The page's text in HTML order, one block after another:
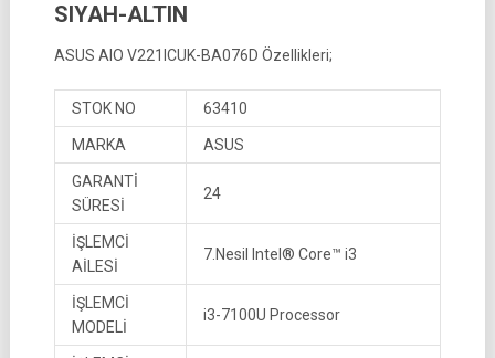
SIYAH-ALTIN
ASUS AIO V221ICUK-BA076D Özellikleri;
STOK NO 63410
MARKA ASUS
GARANTİ
SÜRESİ
24
İŞLEMCİ
AİLESİ
7.Nesil Intel® Core™ i3
İŞLEMCİ
MODELİ
i3-7100U Processor